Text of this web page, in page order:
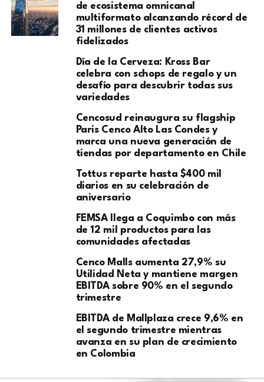
de ecosistema omnicanal
multiformato alcanzando récord de
31 millones de clientes activos
fidelizados
Día de la Cerveza: Kross Bar
celebra con schops de regalo y un
desafío para descubrir todas sus
variedades
Cencosud reinaugura su flagship
Paris Cenco Alto Las Condes y
marca una nueva generación de
tiendas por departamento en Chile
Tottus reparte hasta $400 mil
diarios en su celebración de
aniversario
FEMSA llega a Coquimbo con más
de 12 mil productos para las
comunidades afectadas
Cenco Malls aumenta 27,9% su
Utilidad Neta y mantiene margen
EBITDA sobre 90% en el segundo
trimestre
EBITDA de Mallplaza crece 9,6% en
el segundo trimestre mientras
avanza en su plan de crecimiento
en Colombia